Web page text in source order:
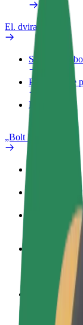
El. dviračiai
Saugumo
Pranešti apie
DUK
„Bolt Plus“
Kaip
Tapkite
Užsidirbkite
Tapkite